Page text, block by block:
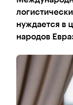
нуждается в
народов